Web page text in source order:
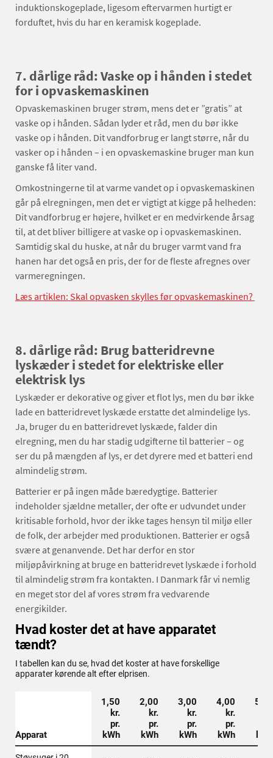
induktionskogeplade, ligesom eftervarmen hurtigt er
forduftet, hvis du har en keramisk kogeplade.
7. dårlige råd: Vaske op i hånden i stedet
for i opvaskemaskinen
Opvaskemaskinen bruger strøm, mens det er ”gratis” at
vaske op i hånden. Sådan lyder et råd, men du bør ikke
vaske op i hånden. Dit vandforbrug er langt større, når du
vasker op i hånden – i en opvaskemaskine bruger man kun
ganske få liter vand.
Omkostningerne til at varme vandet op i opvaskemaskinen
går på elregningen, men det er vigtigt at kigge på helheden:
Dit vandforbrug er højere, hvilket er en medvirkende årsag
til, at det bliver billigere at vaske op i opvaskemaskinen.
Samtidig skal du huske, at når du bruger varmt vand fra
hanen har det også en pris, der for de fleste afregnes over
varmeregningen.
Læs artiklen: Skal opvasken skylles før opvaskemaskinen?
8. dårlige råd: Brug batteridrevne
lyskæder i stedet for elektriske eller
elektrisk lys
Lyskæder er dekorative og giver et flot lys, men du bør ikke
lade en batteridrevet lyskæde erstatte det almindelige lys.
Ja, bruger du en batteridrevet lyskæde, falder din
elregning, men du har stadig udgifterne til batterier – og
ser du på mængden af lys, er det dyrere med et batteri end
almindelig strøm.
Batterier er på ingen måde bæredygtige. Batterier
indeholder sjældne metaller, der ofte er udvundet under
kritisable forhold, hvor der ikke tages hensyn til miljø eller
de folk, der arbejder med produktionen. Batterier er også
svære at genanvende. Det har derfor en stor
miljøpåvirkning at bruge en batteridrevet lyskæde i forhold
til almindelig strøm fra kontakten. I Danmark får vi nemlig
en meget stor del af vores strøm fra vedvarende
energikilder.